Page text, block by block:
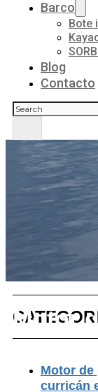
Barco
Bote
Blog
Contacto
Buscar
Motor
Motor de
curricán